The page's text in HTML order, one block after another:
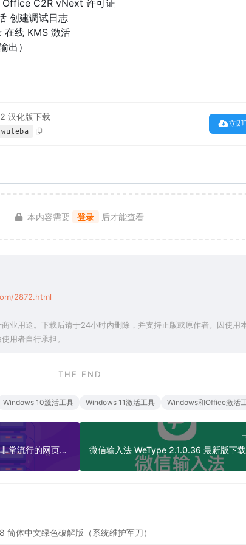
C2R vNext 许可证
创建调试日志
在线 KMS 激活
出）
汉化版下载
wuleba
立
本内容需要 登录 后才能查看
2872.html
业用途。下载后请于24小时内删除，并支持正版或原作者。因使用
用者自行承担。
THE END
Windows 10激活工具 Windows 11激活工具 Windows和Office激活
PHP 8.5.8 官方最新版下载（非常流行的网页服务器端脚本语言）
体中文绿色破解版（系统维护军刀）